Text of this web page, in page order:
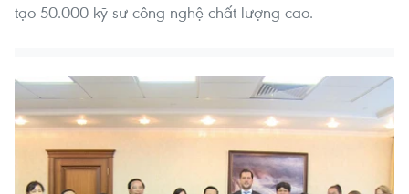
tạo 50.000 kỹ sư công nghệ chất lượng cao.